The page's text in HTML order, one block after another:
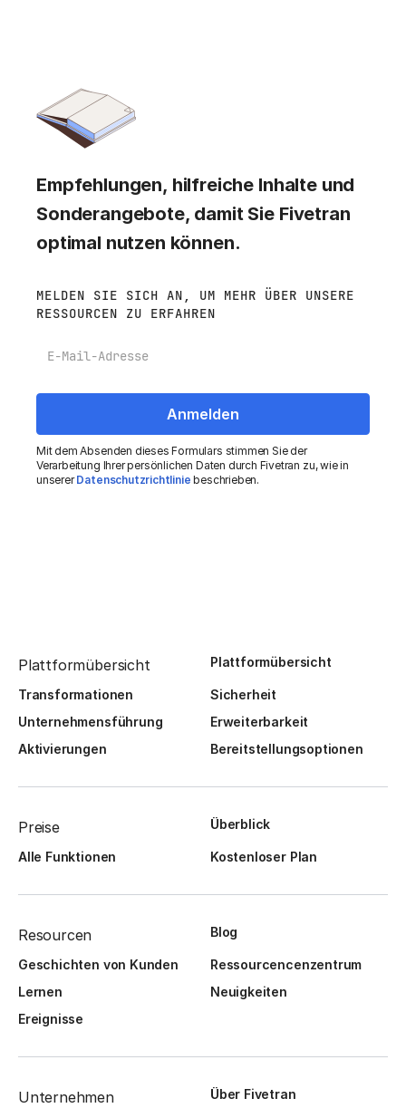
Empfehlungen, hilfreiche Inhalte und
Sonderangebote, damit Sie Fivetran
optimal nutzen können.
MELDEN SIE SICH AN, UM MEHR ÜBER UNSERE
RESSOURCEN ZU ERFAHREN
Mit dem Absenden dieses Formulars stimmen Sie der
Verarbeitung Ihrer persönlichen Daten durch Fivetran zu, wie in
unsererDatenschutzrichtlinie beschrieben.
Plattformübersicht Plattformübersicht
Transformationen
Sicherheit
Unternehmensführung
Erweiterbarkeit
Aktivierungen
Bereitstellungsoptionen
Preise Überblick
Alle Funktionen Kostenloser Plan
Resourcen Blog
Geschichten von Kunden
Ressourcencenzentrum
Lernen
Neuigkeiten
Ereignisse
Unternehmen Über Fivetran